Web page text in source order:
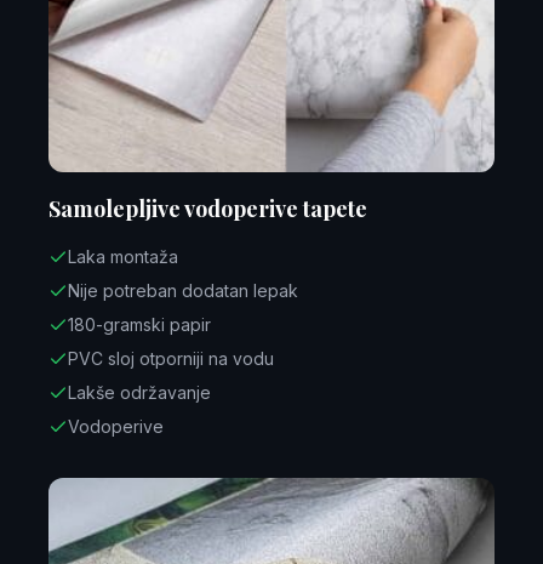
Samolepljive vodoperive tapete
Laka montaža
Nije potreban dodatan lepak
180-gramski papir
PVC sloj otporniji na vodu
Lakše održavanje
Vodoperive